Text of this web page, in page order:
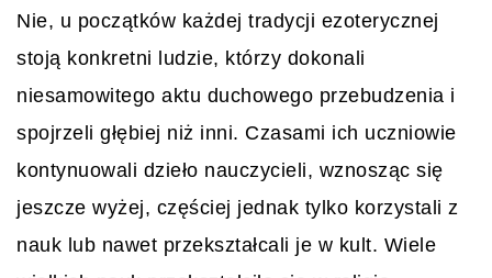
Nie, u początków każdej tradycji ezoterycznej
stoją konkretni ludzie, którzy dokonali
niesamowitego aktu duchowego przebudzenia i
spojrzeli głębiej niż inni. Czasami ich uczniowie
kontynuowali dzieło nauczycieli, wznosząc się
jeszcze wyżej, częściej jednak tylko korzystali z
nauk lub nawet przekształcali je w kult. Wiele